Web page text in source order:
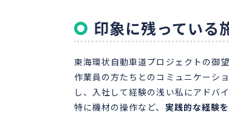
印象に残っている
東海環状自動車道プロジェクトの御
作業員の方たちとのコミュニケーシ
し、入社して経験の浅い私にアドバ
特に機材の操作など、 実践的な経験